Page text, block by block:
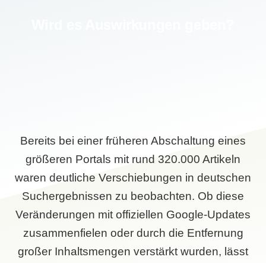
Bereits bei einer früheren Abschaltung eines
größeren Portals mit rund 320.000 Artikeln
waren deutliche Verschiebungen in deutschen
Suchergebnissen zu beobachten. Ob diese
Veränderungen mit offiziellen Google-Updates
zusammenfielen oder durch die Entfernung
großer Inhaltsmengen verstärkt wurden, lässt